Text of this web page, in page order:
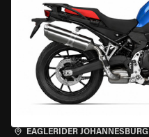
EAGLERIDER JOHANNESBURG